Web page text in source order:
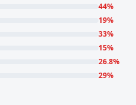
44%
19%
33%
15%
26.8%
29%